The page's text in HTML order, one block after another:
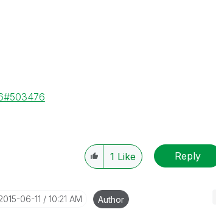
1 Like Reply
06-11 10:21 AM Author